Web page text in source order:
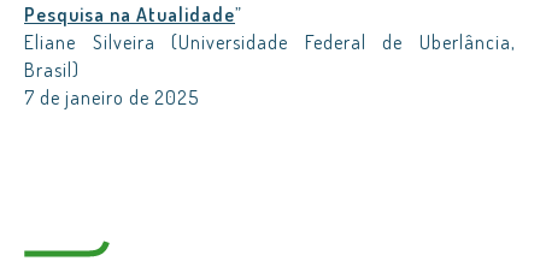
Pesquisa na Atualidade”
Eliane Silveira (Universidade Federal de Uberlância,
Brasil)
7 de janeiro de 2025